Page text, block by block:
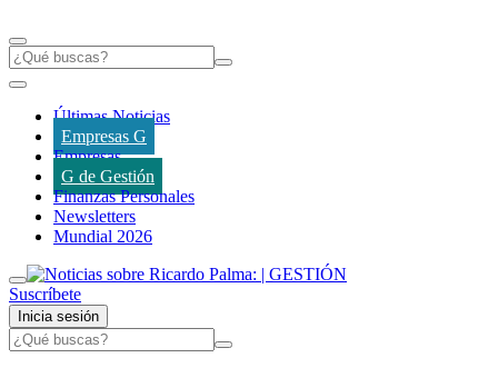
Últimas Noticias
Empresas G
Empresas
G de Gestión
Finanzas Personales
Newsletters
Mundial 2026
Suscríbete
Inicia sesión